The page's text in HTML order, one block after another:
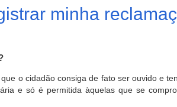
minha
o cidadão consiga de fato ser ouvido e
e só é permitida àquelas que se